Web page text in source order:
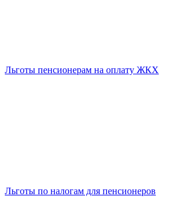
Льготы пенсионерам на оплату ЖКХ
Льготы по налогам для пенсионеров